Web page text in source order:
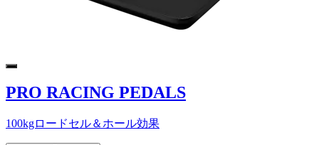
PRO RACING PEDALS
100kgロードセル＆ホール効果